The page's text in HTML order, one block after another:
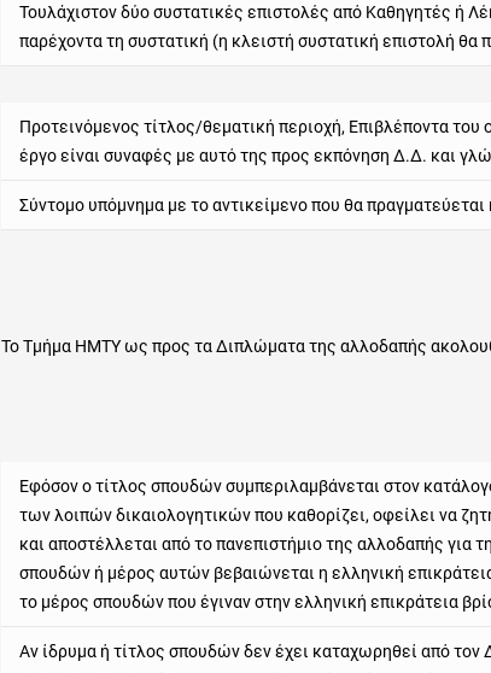
Τουλάχιστον δύο συστατικές επιστολές από Καθηγητές ή
παρέχοντα τη συστατική (η κλειστή συστατική επιστολή θα
Προτεινόμενος τίτλος/θεματική περιοχή, Επιβλέποντα του
έργο είναι συναφές με αυτό της προς εκπόνηση Δ.Δ. και
Σύντομο υπόμνημα με το αντικείμενο που θα πραγματεύεται
Το Τμήμα ΗΜΤΥ ως προς τα Διπλώματα της αλλοδαπής
Εφόσον ο τίτλος σπουδών συμπεριλαμβάνεται στον
των λοιπών δικαιολογητικών που καθορίζει, οφείλει να
και αποστέλλεται από το πανεπιστήμιο της αλλοδαπής για
σπουδών ή μέρος αυτών βεβαιώνεται η ελληνική
το μέρος σπουδών που έγιναν στην ελληνική επικράτεια
Αν ίδρυμα ή τίτλος σπουδών δεν έχει καταχωρηθεί από